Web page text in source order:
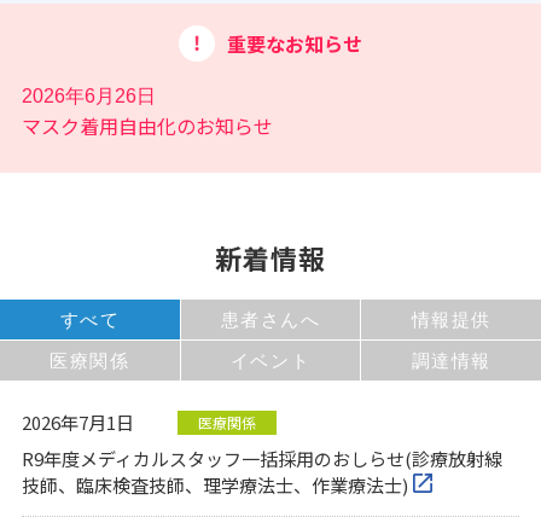
重要なお知らせ
2026年6月26日
マスク着用自由化のお知らせ
新着情報
すべて 患者さんへ
情報提供
医療関係
イベント 調達情報
2026年7月1日 医療関係
R9年度メディカルスタッフ一括採用のおしらせ(診療放射線
技師、臨床検査技師、理学療法士、作業療法士)